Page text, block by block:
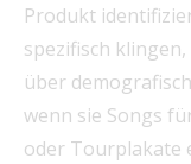
Produkt
spezifisch
über
wenn sie Songs
oder Tourplakate